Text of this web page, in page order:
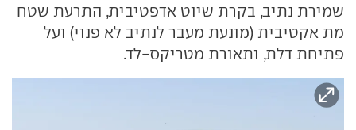
שמירת נתיב, בקרת שיוט אדפטיבית, התרעת שטח
מת אקטיבית (מונעת מעבר לנתיב לא פנוי) ועל
פתיחת דלת, ותאורת מטריקס-לד.